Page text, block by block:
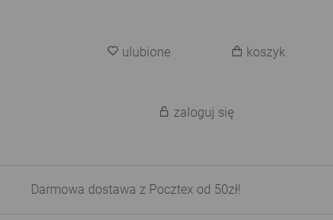
ulubione koszyk
zaloguj się
Darmowa dostawa z Pocztex od 50zł!